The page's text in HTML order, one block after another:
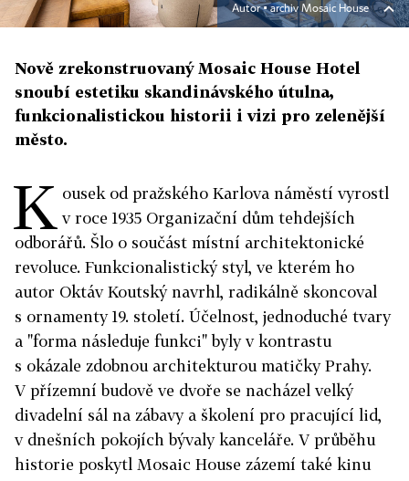
Autor ▪archiv Mosaic House
Nově zrekonstruovaný Mosaic House Hotel
snoubí estetiku skandinávského útulna,
funkcionalistickou historii i vizi pro zelenější
město.
K ousek od pražského Karlova náměstí vyrostl
v roce 1935 Organizační dům tehdejších
odborářů. Šlo o součást místní architektonické
revoluce. Funkcionalistický styl, ve kterém ho
autor Oktáv Koutský navrhl, radikálně skoncoval
s ornamenty 19. století. Účelnost, jednoduché tvary
a "forma následuje funkci" byly v kontrastu
s okázale zdobnou architekturou matičky Prahy.
V přízemní budově ve dvoře se nacházel velký
divadelní sál na zábavy a školení pro pracující lid,
v dnešních pokojích bývaly kanceláře. V průběhu
historie poskytl Mosaic House zázemí také kinu